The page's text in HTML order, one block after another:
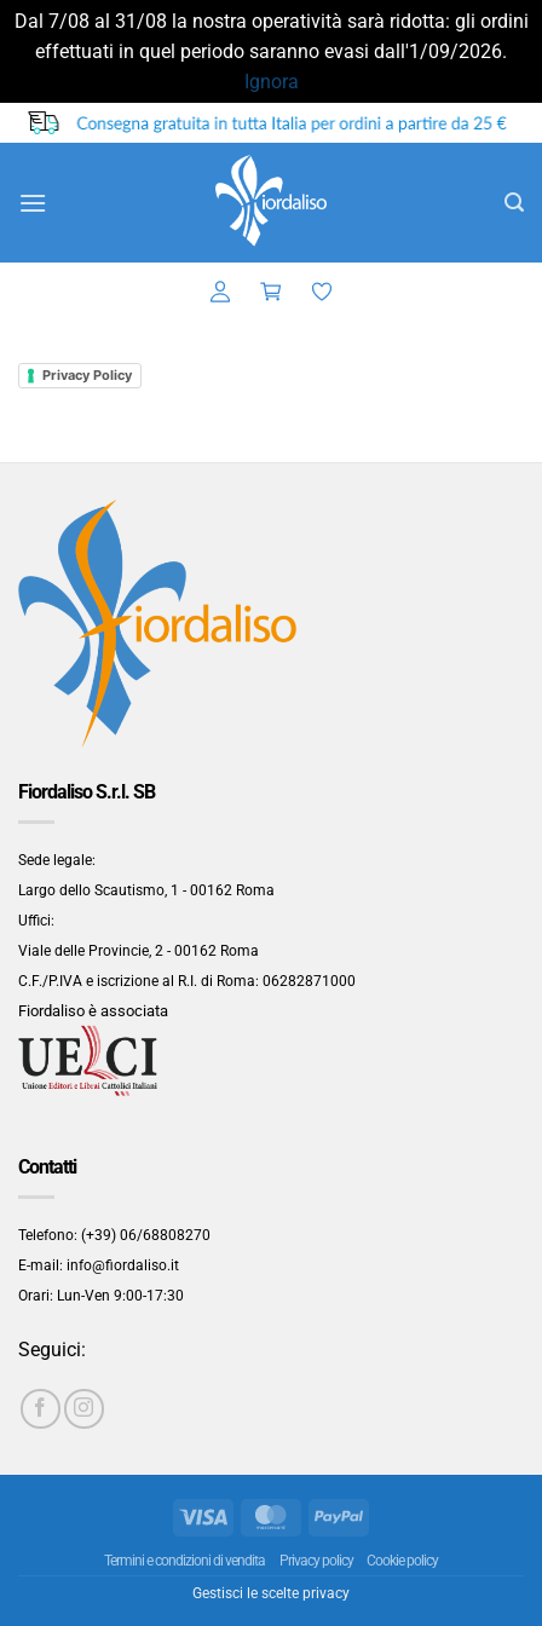
Dal 7/08 al 31/08 la nostra operatività sarà ridotta: gli ordini
effettuati in quel periodo saranno evasi dall'1/09/2026.
Ignora
Salta
ai
Privacy Policy
Fiordaliso S.r.l. SB
Sede legale:
Largo dello Scautismo, 1 - 00162 Roma
Uffici:
Viale delle Provincie, 2 - 00162 Roma
C.F./P.IVA e iscrizione al R.I. di Roma: 06282871000
Fiordaliso è associata
Contatti
Telefono: (+39) 06/68808270
E-mail: info@fiordaliso.it
Orari: Lun-Ven 9:00-17:30
Seguici:
Visa MasterCardPayPal
Termini e condizioni di vendita Privacy policy
Cookie policy
Gestisci le scelte privacy